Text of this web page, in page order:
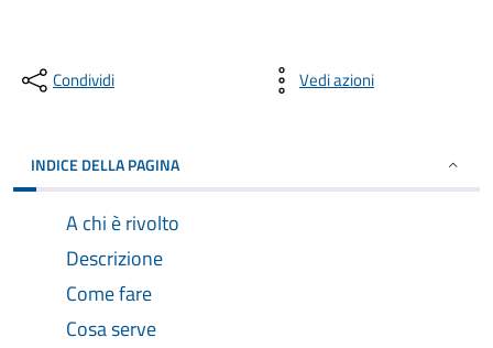
Condividi Vedi azioni
INDICE DELLA PAGINA
A chi è rivolto
Descrizione
Come fare
Cosa serve